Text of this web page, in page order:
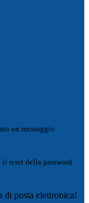
un messaggio
reset della password
di posta elettronica!